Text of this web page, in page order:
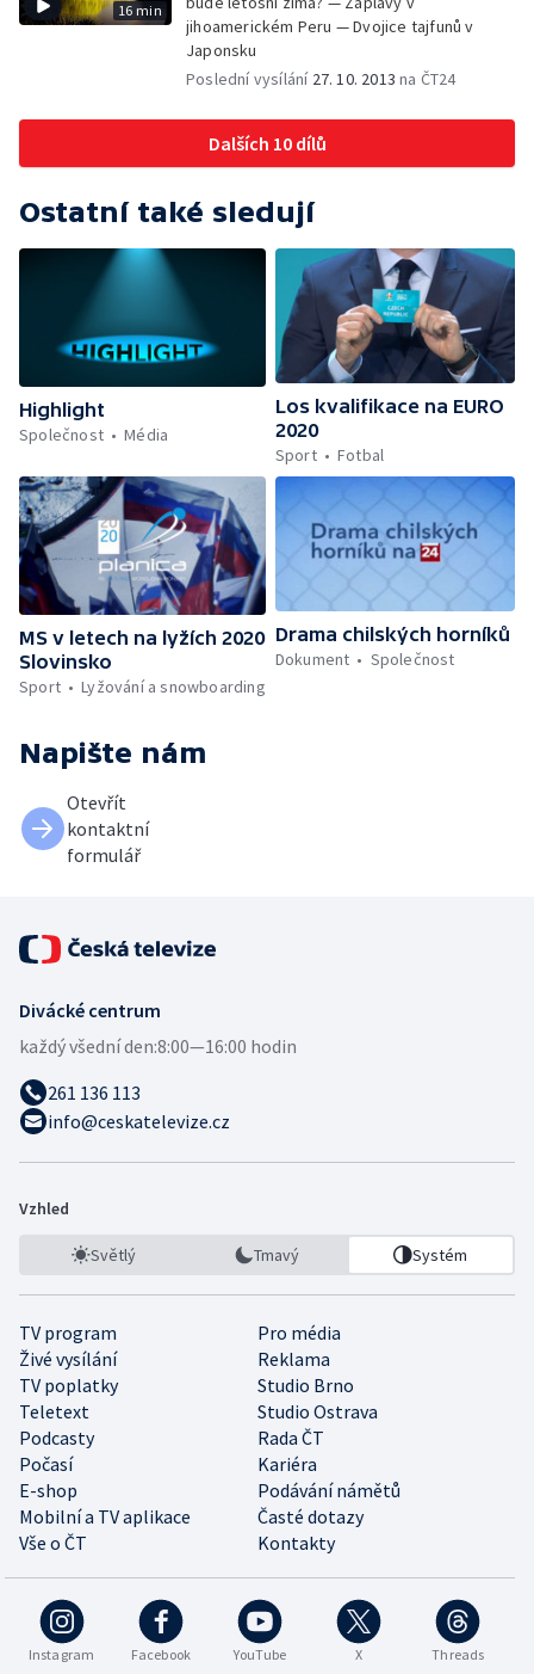
16 min
jihoamerickém Peru — Dvojice tajfunů v
Japonsku
Poslední vysílání 27. 10. 2013 na ČT24
Dalších 10 dílů
Ostatní také sledují
Highlight
Společnost
Média
Los kvalifikace na EURO
2020
Sport
Fotbal
MS v letech na lyžích 2020
Slovinsko
Sport
Lyžování a snowboarding
Drama chilských horníků
Dokument
Společnost
Napište nám
Otevřít
kontaktní
formulář
Divácké centrum
každý všední den:8:00—16:00 hodin
261 136 113
info@ceskatelevize.cz
Vzhled
Světlý Tmavý Systém
TV program
Pro média
Živé vysílání
Reklama
TV poplatky
Studio Brno
Teletext
Studio Ostrava
Podcasty
Rada ČT
Počasí
Kariéra
E-shop
Podávání námětů
Mobilní a TV aplikace
Časté dotazy
Vše o ČT
Kontakty
Instagram Facebook YouTube X Threads